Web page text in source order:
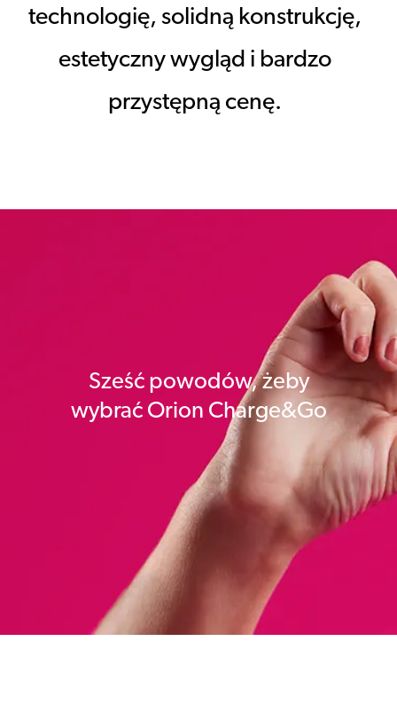
technologię, solidną konstrukcję,
estetyczny wygląd i bardzo
przystępną cenę.
Sześć powodów, żeby
wybrać Orion Charge&Go